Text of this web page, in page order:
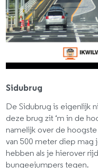
Sidubrug
De Sidubrug is eigenlijk
deze brug zit ‘m in de
namelijk over de
van 500 meter diep mag
hebben als je hierover
bungeejumpers tegen.